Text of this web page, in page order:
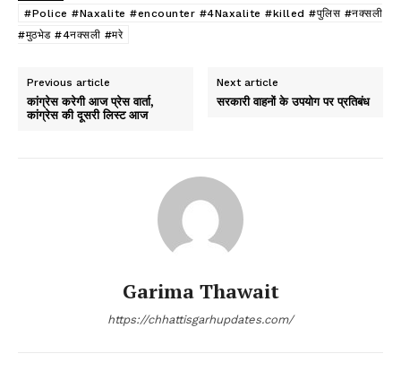
#Police #Naxalite #encounter #4Naxalite #killed #पुलिस #नक्सली
#मुठभेड #4नक्सली #मरे
Previous article
कांग्रेस करेगी आज प्रेस वार्ता,
कांग्रेस की दूसरी लिस्ट आज
Next article
सरकारी वाहनों के उपयोग पर प्रतिबंध
Garima Thawait
https://chhattisgarhupdates.com/